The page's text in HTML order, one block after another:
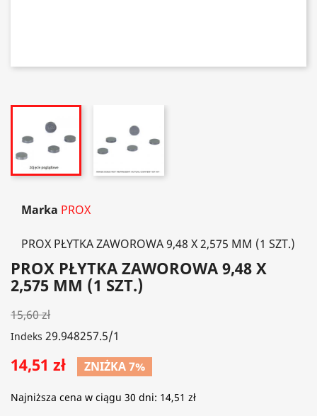
Marka PROX
PROX PŁYTKA ZAWOROWA 9,48 X 2,575 MM (1 SZT.)
PROX PŁYTKA ZAWOROWA 9,48 X
2,575 MM (1 SZT.)
15,60 zł
Indeks 29.948257.5/1
14,51 zł ZNIŻKA 7%
Najniższa cena w ciągu 30 dni: 14,51 zł